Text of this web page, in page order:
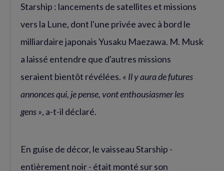
Starship : lancements de satellites et missions
vers la Lune, dont l'une privée avec à bord le
milliardaire japonais Yusaku Maezawa. M. Musk
a laissé entendre que d'autres missions
seraient bientôt révélées. « Il y aura de futures
annonces qui, je pense, vont enthousiasmer les
gens», a-t-il déclaré.
En guise de décor, le vaisseau Starship -
entièrement noir - était monté sur son